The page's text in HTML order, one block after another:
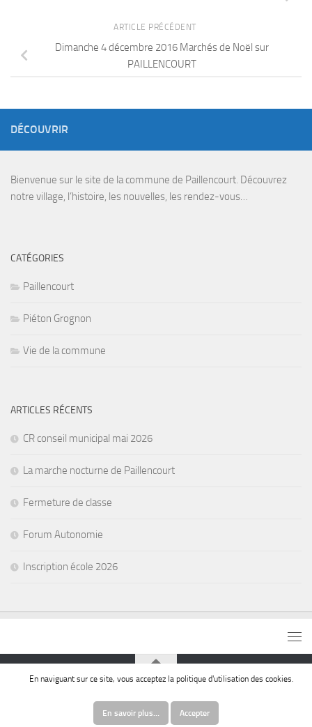
ARTICLE PRÉCÉDENT
Dimanche 4 décembre 2016 Marchés de Noël sur
PAILLENCOURT
DÉCOUVRIR
Bienvenue sur le site de la commune de Paillencourt. Découvrez
notre village, l’histoire, les nouvelles, les rendez-vous…
CATÉGORIES
Paillencourt
Piéton Grognon
Vie de la commune
ARTICLES RÉCENTS
CR conseil municipal mai 2026
La marche nocturne de Paillencourt
Fermeture de classe
Forum Autonomie
Inscription école 2026
En naviguant sur ce site, vous acceptez la politique d'utilisation des cookies.
En savoir plus… Accepter